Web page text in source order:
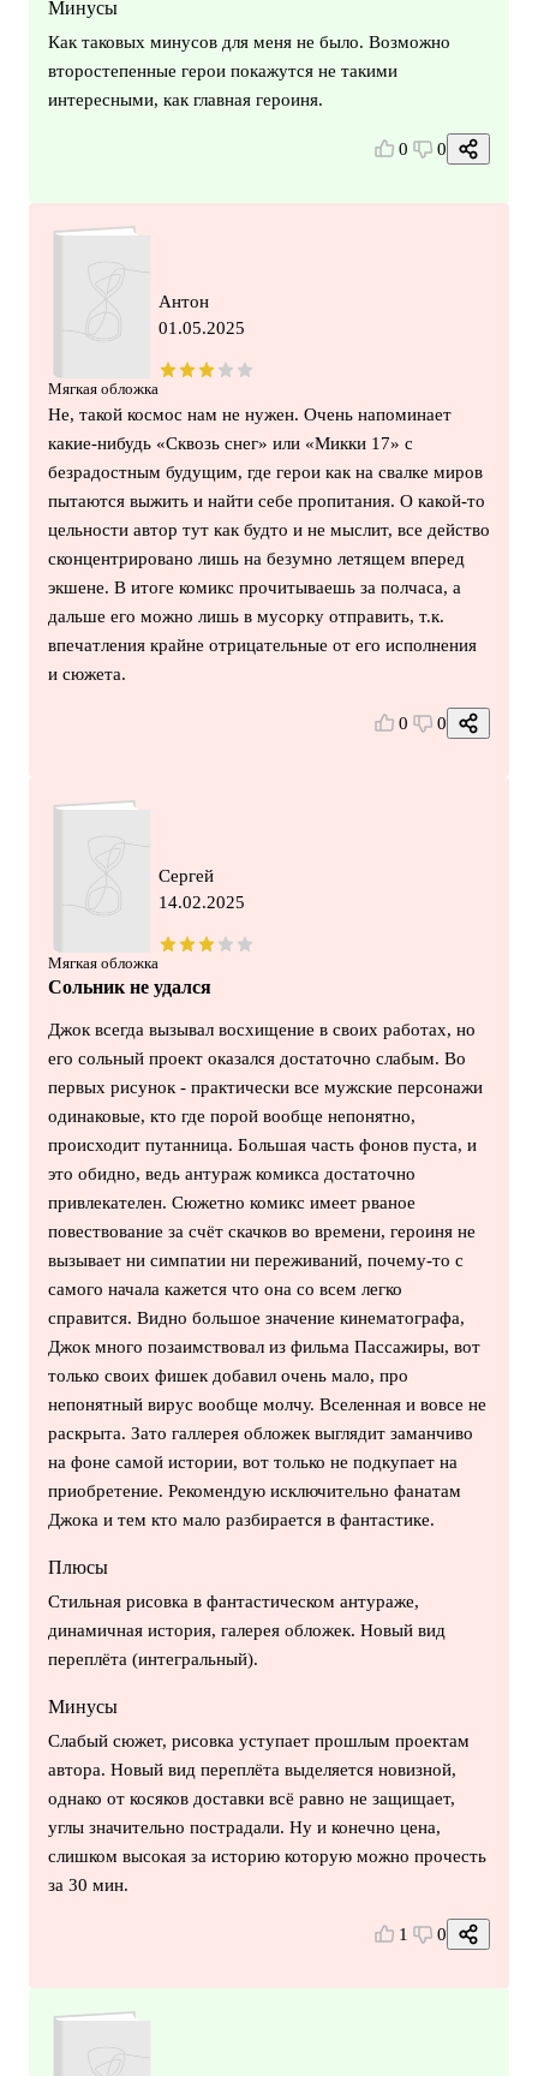
Минусы
Как таковых минусов для меня не было. Возможно
второстепенные герои покажутся не такими
интересными, как главная героиня.
0 0
Мягкая обложка
Антон
01.05.2025
Не, такой космос нам не нужен. Очень напоминает
какие-нибудь «Сквозь снег» или «Микки 17» с
безрадостным будущим, где герои как на свалке миров
пытаются выжить и найти себе пропитания. О какой-то
цельности автор тут как будто и не мыслит, все действо
сконцентрировано лишь на безумно летящем вперед
экшене. В итоге комикс прочитываешь за полчаса, а
дальше его можно лишь в мусорку отправить, т.к.
впечатления крайне отрицательные от его исполнения
и сюжета.
0 0
Мягкая обложка
Сергей
14.02.2025
Сольник не удался
Джок всегда вызывал восхищение в своих работах, но
его сольный проект оказался достаточно слабым. Во
первых рисунок - практически все мужские персонажи
одинаковые, кто где порой вообще непонятно,
происходит путанница. Большая часть фонов пуста, и
это обидно, ведь антураж комикса достаточно
привлекателен. Сюжетно комикс имеет рваное
повествование за счёт скачков во времени, героиня не
вызывает ни симпатии ни переживаний, почему-то с
самого начала кажется что она со всем легко
справится. Видно большое значение кинематографа,
Джок много позаимствовал из фильма Пассажиры, вот
только своих фишек добавил очень мало, про
непонятный вирус вообще молчу. Вселенная и вовсе не
раскрыта. Зато галлерея обложек выглядит заманчиво
на фоне самой истории, вот только не подкупает на
приобретение. Рекомендую исключительно фанатам
Джока и тем кто мало разбирается в фантастике.
Плюсы
Стильная рисовка в фантастическом антураже,
динамичная история, галерея обложек. Новый вид
переплёта (интегральный).
Минусы
Слабый сюжет, рисовка уступает прошлым проектам
автора. Новый вид переплёта выделяется новизной,
однако от косяков доставки всё равно не защищает,
углы значительно пострадали. Ну и конечно цена,
слишком высокая за историю которую можно прочесть
за 30 мин.
1 0